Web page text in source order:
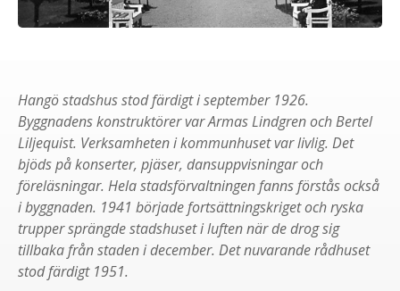
Hangö stadshus stod färdigt i september 1926.
Byggnadens konstruktörer var Armas Lindgren och Bertel
Liljequist. Verksamheten i kommunhuset var livlig. Det
bjöds på konserter, pjäser, dansuppvisningar och
föreläsningar. Hela stadsförvaltningen fanns förstås också
i byggnaden. 1941 började fortsättningskriget och ryska
trupper sprängde stadshuset i luften när de drog sig
tillbaka från staden i december. Det nuvarande rådhuset
stod färdigt 1951.